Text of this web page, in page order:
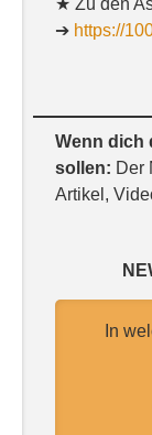
★ Zu den
➔ https://
Wenn dich
sollen: Der
Artikel,
In